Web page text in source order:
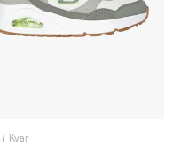
7 Kvar